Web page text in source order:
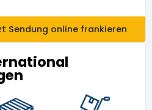
Sendung online frankieren